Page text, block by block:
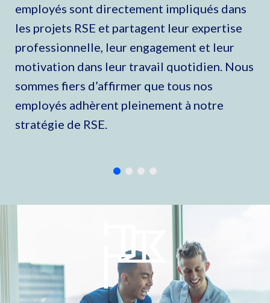
employés sont directement impliqués dans
les projets RSE et partagent leur expertise
professionnelle, leur engagement et leur
motivation dans leur travail quotidien. Nous
sommes fiers d’affirmer que tous nos
employés adhèrent pleinement à notre
stratégie de RSE.